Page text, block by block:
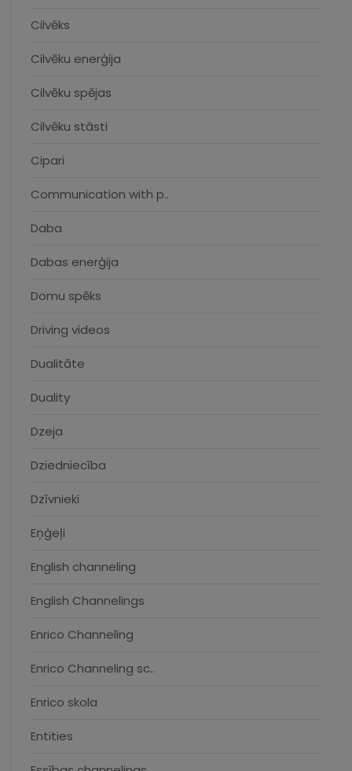
Cilvēks
Cilvēku enerģija
Cilvēku spējas
Cilvēku stāsti
Cipari
Communication with p..
Daba
Dabas enerģija
Domu spēks
Driving videos
Dualitāte
Duality
Dzeja
Dziedniecība
Dzīvnieki
Eņģeļi
English channeling
English Channelings
Enrico Channeling
Enrico Channeling sc..
Enrico skola
Entities